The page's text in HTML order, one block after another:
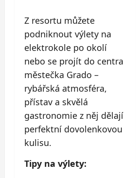
Z resortu můžete
podniknout výlety na
elektrokole po okolí
nebo se projít do centra
městečka Grado –
rybářská atmosféra,
přístav a skvělá
gastronomie z něj dělají
perfektní dovolenkovou
kulisu.
Tipy na výlety: